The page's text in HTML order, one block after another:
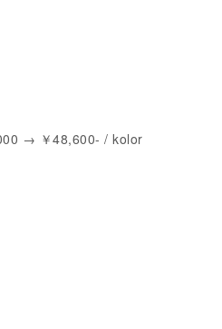
→ ￥48,600- / kolor